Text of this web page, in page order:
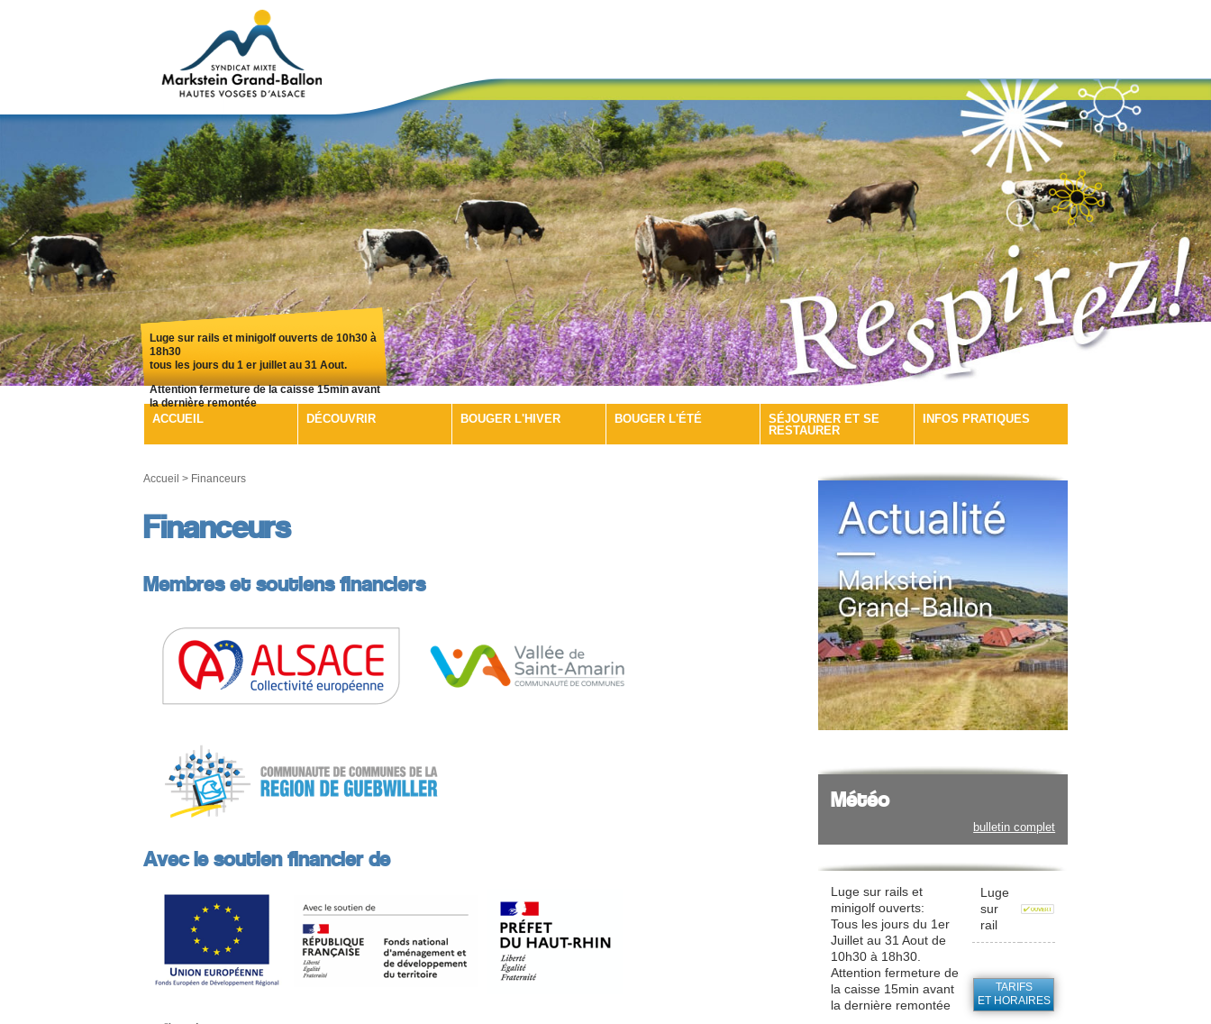
Luge sur rails et minigolf ouverts de 10h30 à
18h30
tous les jours du 1 er juillet au 31 Aout.
Attention fermeture de la caisse 15min avant
la dernière remontée
ACCUEIL DÉCOUVRIR BOUGER L'HIVER BOUGER L'ÉTÉ
SÉJOURNER ET SE
RESTAURER
INFOS PRATIQUES
Accueil > Financeurs
Financeurs
Membres et soutiens financiers
Avec le soutien financier de
Météo
bulletin complet
Luge sur rails et
minigolf ouverts:
Tous les jours du 1er
Juillet au 31 Aout de
10h30 à 18h30.
Attention fermeture de
la caisse 15min avant
la dernière remontée
Luge
sur
rail
TARIFS
ET HORAIRES